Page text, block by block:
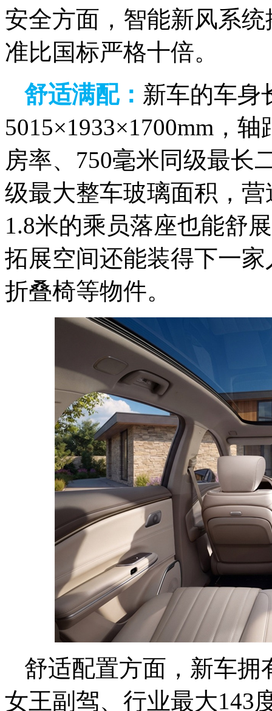
安全方面，智能新风系
准比国标严格十倍。
舒适满配： 新车的车身
5015×1933×1700mm，
房率、750毫米同级最长
级最大整车玻璃面积，营
1.8米的乘员落座也能舒
拓展空间还能装得下一家
折叠椅等物件。
舒适配置方面，新车拥
女王副驾、行业最大143